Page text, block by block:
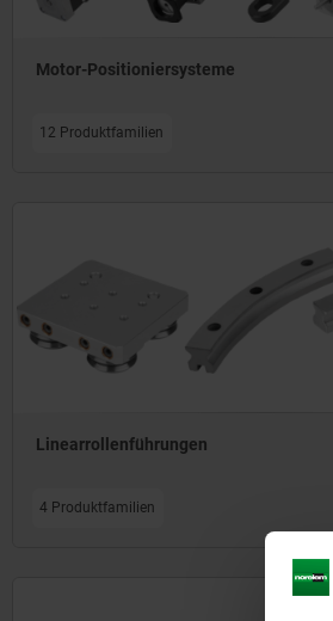
Motor-Positioniersysteme
12 Produktfamilien
Linearrollenführungen
4 Produktfamilien